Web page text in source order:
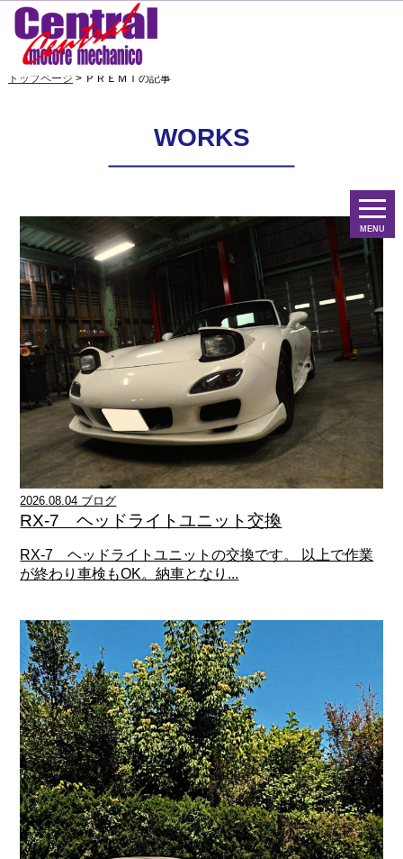
MENU
トップページ > ＰＲＥＭＩの記事
WORKS
2026.08.04 ブログ
RX-7 ヘッドライトユニット交換
RX-7 ヘッドライトユニットの交換です。 以上で作業
が終わり車検もOK。納車となり...